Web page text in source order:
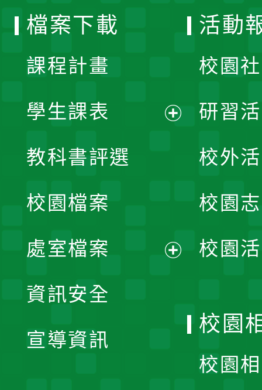
檔案下載
課程計畫
學生課表
單
教科書評選
校園檔案
處室檔案
資訊安全
宣導資訊
活動
校園
研習
校外
校園
校園
校園
校園